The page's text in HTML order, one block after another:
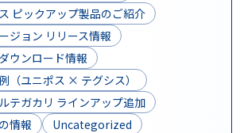
ピックアップ製品のご紹介
ジョン リリース情報
ウンロード情報
（ユニポス × テグシス）
テガカリ ラインアップ追加
情報
Uncategorized